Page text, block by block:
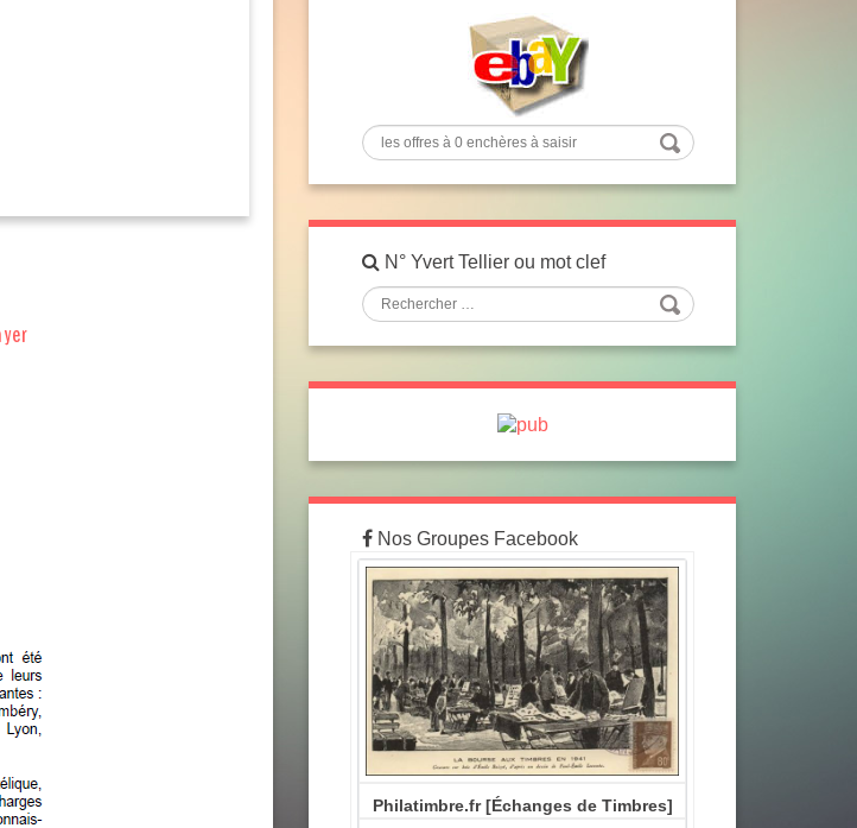
N° Yvert Tellier ou mot clef
Nos Groupes Facebook
Philatimbre.fr [Échanges de Timbres]